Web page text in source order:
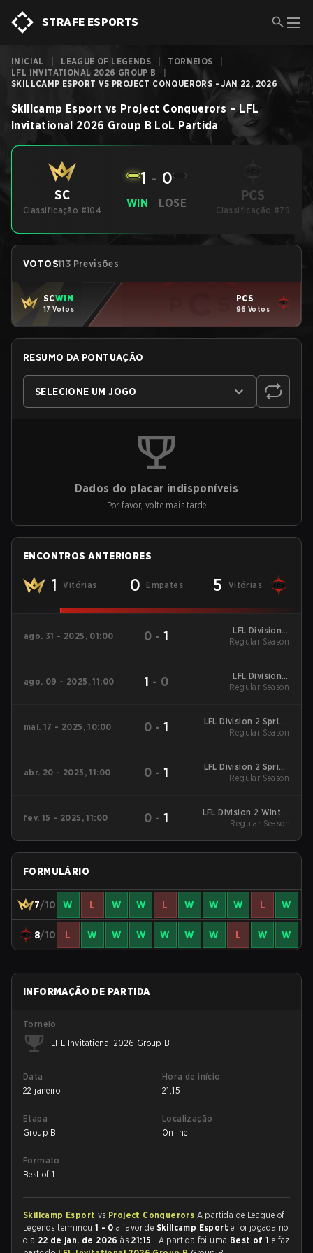
STRAFE ESPORTS
INICIAL LEAGUE OF LEGENDS TORNEIOS
LFL INVITATIONAL 2026 GROUP B
SKILLCAMP ESPORT VS PROJECT CONQUERORS - JAN 22, 2026
Skillcamp Esport vs Project Conquerors –LFL
Invitational 2026 Group B LoL Partida
SC
Classificação #104
WIN
1 - 0
LOSE PCS
Classificação #79
VOTOS113 Previsões
SCWIN
17 Votos
PCS
96 Votos
RESUMO DA PONTUAÇÃO
SELECIONE UM JOGO
Dados do placar indisponíveis
Por favor, volte mais tarde
ENCONTROS ANTERIORES
1 Vitórias 0 Empates 5 Vitórias
ago. 31 - 2025, 01:00 0 -1
LFL Division 2
Summers 2025
Regular Season
ago. 09 - 2025, 11:00 1 - 0
LFL Division 2
Summers 2025
Regular Season
mai. 17 - 2025, 10:00 0 -1
LFL Division 2 Spring
2025 Regular Season
Regular Season
abr. 20 - 2025, 11:00 0 -1
LFL Division 2 Spring
2025 Regular Season
Regular Season
fev. 15 - 2025, 11:00 0 -1
LFL Division 2 Winter
2025 Regular Season
Regular Season
FORMULÁRIO
7/10 W L W W L W W W L W
8/10 L W W W W W W L W W
INFORMAÇÃO DE PARTIDA
Torneio
LFL Invitational 2026 Group B
Data
22 janeiro
Hora de início
21:15
Etapa
Group B
Localização
Online
Formato
Best of 1
Skillcamp Esport vs Project Conquerors A partida de League of
Legends terminou 1 - 0 a favor de Skillcamp Esporte foi jogada no
dia 22 de jan. de 2026às 21:15 . A partida foi uma Best of 1 e faz